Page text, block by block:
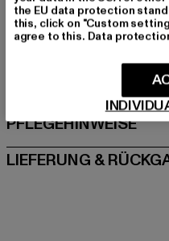
Dr.-Robert-Murjahn-
DE
GRÖSSE &
PFLEGEHINWEISE
LIEFERUNG &
the EU data protection
this, click on "Custom
agree to this. Data